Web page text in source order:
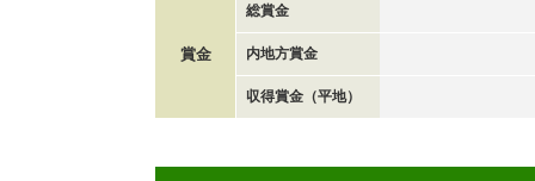
賞金
総賞金
内地方賞金
収得賞金（平地）